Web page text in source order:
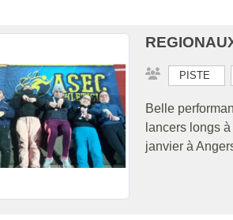
PISTE
Belle
lancers longs
janvier à